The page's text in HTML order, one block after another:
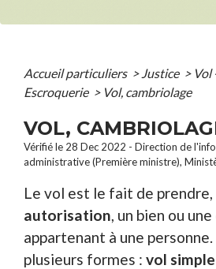
Accueil particuliers > Justice > Vol
Escroquerie > Vol, cambriolage
VOL,
Vérifié le 28 Dec 2022 - Direction de
administrative (Première ministre),
Le vol est le fait de prendre,
autorisation , un bien ou
appartenant à une
plusieurs formes : vol simple